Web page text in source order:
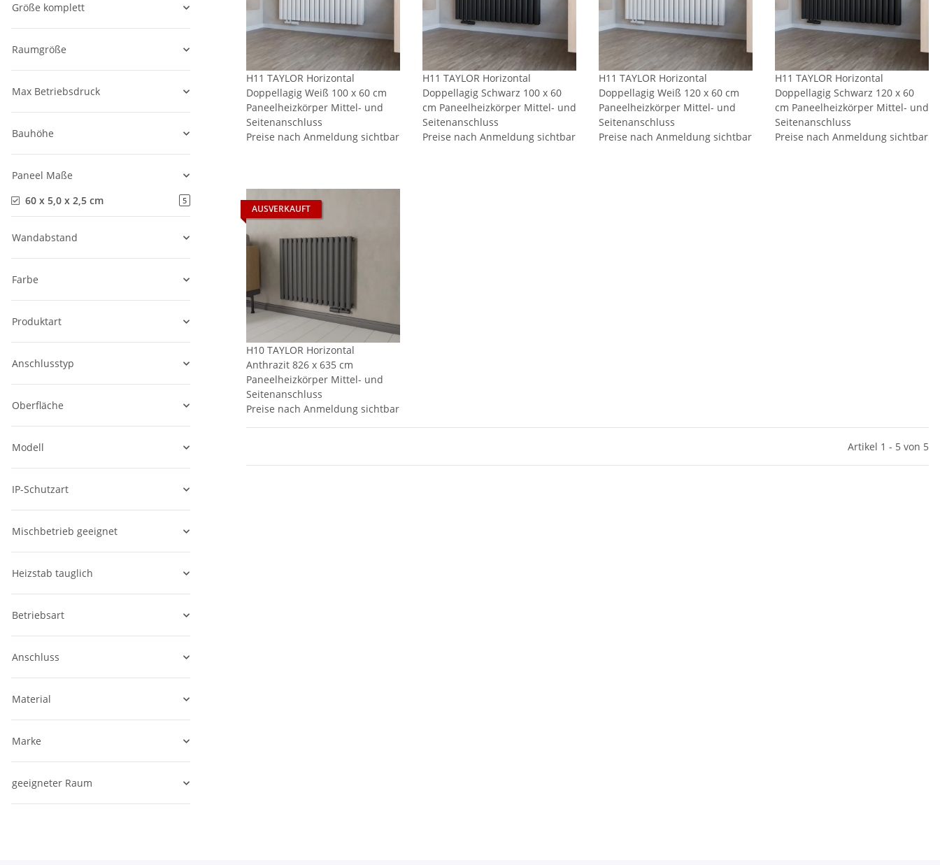
H11 TAYLOR Horizontal
Doppellagig Weiß 100 x 60 cm
Paneelheizkörper Mittel- und
Seitenanschluss
Preise nach Anmeldung sichtbar
H11 TAYLOR Horizontal
Doppellagig Schwarz 100 x 60
cm Paneelheizkörper Mittel- und
Seitenanschluss
Preise nach Anmeldung sichtbar
H11 TAYLOR Horizontal
Doppellagig Weiß 120 x 60 cm
Paneelheizkörper Mittel- und
Seitenanschluss
Preise nach Anmeldung sichtbar
H11 TAYLOR Horizontal
Doppellagig Schwarz 120 x 60
cm Paneelheizkörper Mittel- und
Seitenanschluss
Preise nach Anmeldung sichtbar
AUSVERKAUFT
H10 TAYLOR Horizontal
Anthrazit 826 x 635 cm
Paneelheizkörper Mittel- und
Seitenanschluss
Preise nach Anmeldung sichtbar
Artikel 1 - 5 von 5
Größe komplett
Raumgröße
Max Betriebsdruck
Bauhöhe
Paneel Maße
60 x 5,0 x 2,5 cm
5
Wandabstand
Farbe
Produktart
Anschlusstyp
Oberfläche
Modell
IP-Schutzart
Mischbetrieb geeignet
Heizstab tauglich
Betriebsart
Anschluss
Material
Marke
geeigneter Raum